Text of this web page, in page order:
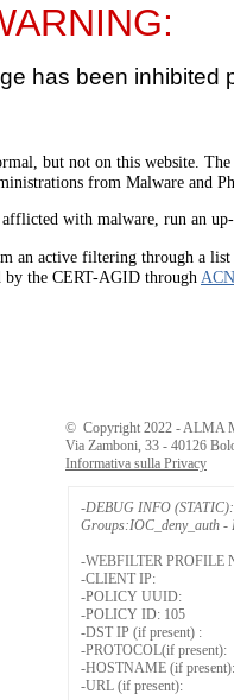
has been
but not on this website.
from Malware and
with malware, run an
an active filtering through a
by the CERT-AGID through
© Copyright 2022 - ALMA
Via Zamboni, 33 - 40126
Informativa sulla Privacy
-DEBUG INFO (STATIC):
Groups:IOC_deny_auth -
-WEBFILTER PROFILE
-CLIENT IP:
-POLICY UUID:
-POLICY ID: 105
-DST IP (if present) :
-PROTOCOL(if present):
-HOSTNAME (if present):
-URL (if present):